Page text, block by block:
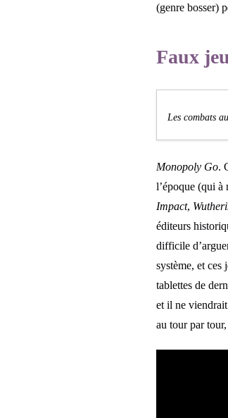
(genre bosser)
Faux
Les combats
Monopoly Go.
l’époque (qui à
Impact,
éditeurs
difficile
système, et ces
tablettes de
et il ne
au tour par